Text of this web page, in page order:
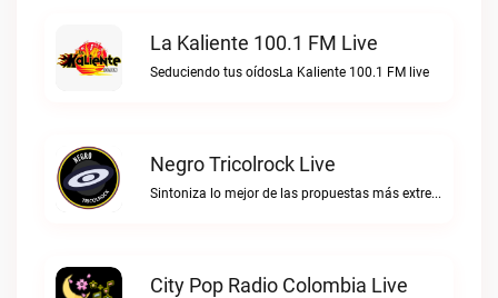
La Kaliente 100.1 FM Live
Seduciendo tus oídosLa Kaliente 100.1 FM live
Negro Tricolrock Live
Sintoniza lo mejor de las propuestas más extremas y virtuosas del metal colombianoNegro Tricolrock live
City Pop Radio Colombia Live